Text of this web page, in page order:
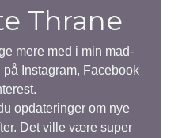
Thrane
mere med i min mad-
Instagram, Facebook
opdateringer om nye
Det ville være super